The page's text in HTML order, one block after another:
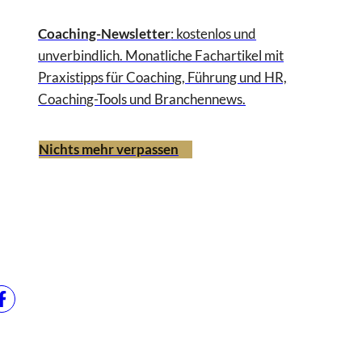
Coaching-Newsletter: kostenlos und
unverbindlich. Monatliche Fachartikel mit
Praxistipps für Coaching, Führung und HR,
Coaching-Tools und Branchennews.
Nichts mehr verpassen